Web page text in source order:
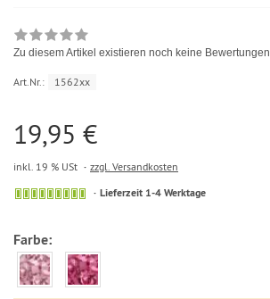
Zu diesem Artikel existieren noch keine Bewertungen
Art.Nr.: 1562xx
19,95 €
inkl. 19 % USt zzgl. Versandkosten
Lieferzeit 1-4 Werktage
Farbe: